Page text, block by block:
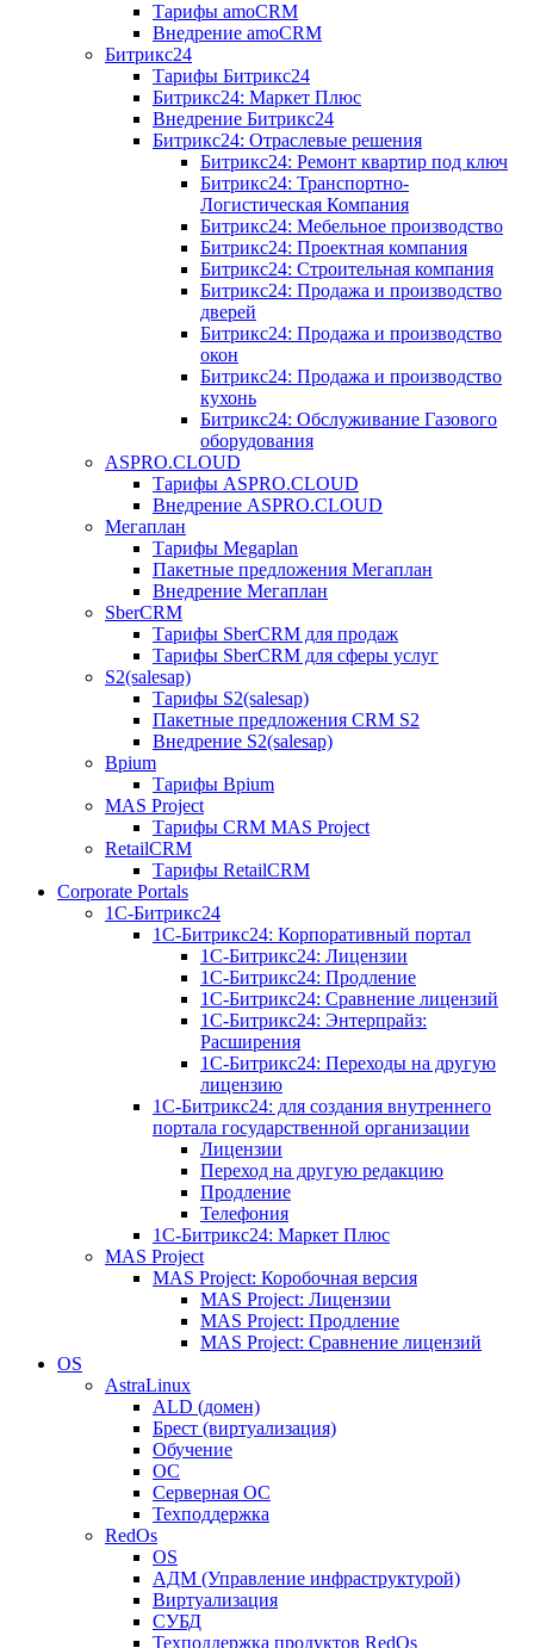
Тарифы amoCRM
Внедрение amoCRM
Битрикс24
Тарифы Битрикс24
Битрикс24: Маркет Плюс
Внедрение Битрикс24
Битрикс24: Отраслевые решения
Битрикс24: Ремонт квартир под ключ
Битрикс24: Транспортно-
Логистическая Компания
Битрикс24: Мебельное производство
Битрикс24: Проектная компания
Битрикс24: Строительная компания
Битрикс24: Продажа и производство
дверей
Битрикс24: Продажа и производство
окон
Битрикс24: Продажа и производство
кухонь
Битрикс24: Обслуживание Газового
оборудования
ASPRO.CLOUD
Тарифы ASPRO.CLOUD
Внедрение ASPRO.CLOUD
Мегаплан
Тарифы Megaplan
Пакетные предложения Мегаплан
Внедрение Мегаплан
SberCRM
Тарифы SberCRM для продаж
Тарифы SberCRM для сферы услуг
S2(salesap)
Тарифы S2(salesap)
Пакетные предложения CRM S2
Внедрение S2(salesap)
Bpium
Тарифы Bpium
MAS Project
Тарифы CRM MAS Project
RetailCRM
Тарифы RetailCRM
Corporate Portals
1С-Битрикс24
1С-Битрикс24: Корпоративный портал
1С-Битрикс24: Лицензии
1С-Битрикс24: Продление
1С-Битрикс24: Сравнение лицензий
1С-Битрикс24: Энтерпрайз:
Расширения
1С-Битрикс24: Переходы на другую
лицензию
1C-Битрикс24: для создания внутреннего
портала государственной организации
Лицензии
Переход на другую редакцию
Продление
Телефония
1С-Битрикс24: Маркет Плюс
MAS Project
MAS Project: Коробочная версия
MAS Project: Лицензии
MAS Project: Продление
MAS Project: Сравнение лицензий
OS
AstraLinux
ALD (домен)
Брест (виртуализация)
Обучение
ОС
Серверная ОС
Техподдержка
RedOs
OS
АДМ (Управление инфраструктурой)
Виртуализация
СУБД
Техподдержка продуктов RedOs